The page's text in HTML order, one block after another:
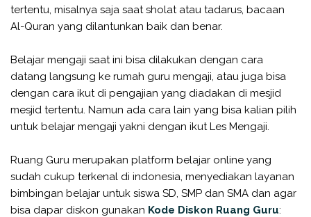
tertentu, misalnya saja saat sholat atau tadarus, bacaan
Al-Quran yang dilantunkan baik dan benar.
Belajar mengaji saat ini bisa dilakukan dengan cara
datang langsung ke rumah guru mengaji, atau juga bisa
dengan cara ikut di pengajian yang diadakan di mesjid
mesjid tertentu. Namun ada cara lain yang bisa kalian pilih
untuk belajar mengaji yakni dengan ikut Les Mengaji.
Ruang Guru merupakan platform belajar online yang
sudah cukup terkenal di indonesia, menyediakan layanan
bimbingan belajar untuk siswa SD, SMP dan SMA dan agar
bisa dapar diskon gunakan Kode Diskon Ruang Guru: